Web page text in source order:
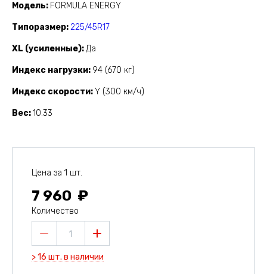
Модель FORMULA ENERGY
Типоразмер 225/45R17
XL (усиленные) Да
Индекс нагрузки 94 (670 кг)
Индекс скорости Y (300 км/ч)
Вес 10.33
Цена за 1 шт.
7 960
Количество
1
> 16 шт. в наличии